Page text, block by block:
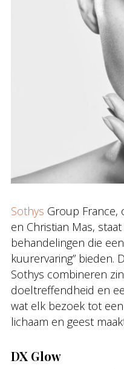
Sothys Group France,
en Christian Mas,
behandelingen die
kuurervaring” bieden.
Sothys combineren
doeltreffendheid en
wat elk bezoek tot
lichaam en geest
DX Glow